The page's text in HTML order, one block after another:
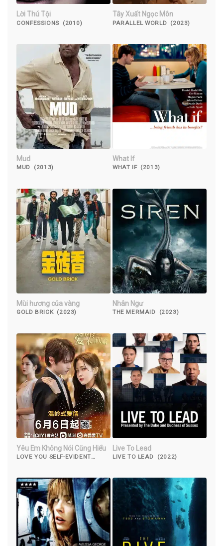
Lời Thú Tội
CONFESSIONS (2010)
Tây Xuất Ngọc Môn
PARALLEL WORLD (2023)
Mud
MUD (2013)
What If
WHAT IF (2013)
Mùi hương của vàng
GOLD BRICK (2023)
Nhân Ngư
THE MERMAID (2023)
Yêu Em Không Nói Cũng Hiểu
LOVE YOU SELF-EVIDENT
Live To Lead
LIVE TO LEAD (2022)